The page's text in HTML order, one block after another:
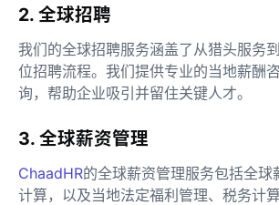
2. 全球招聘
我们的全球招聘服务涵盖了从猎头服务
位招聘流程。我们提供专业的当地薪酬
询，帮助企业吸引并留住关键人才。
3. 全球薪资管理
ChaadHR的全球薪资管理服务包括全球
计算，以及当地法定福利管理、税务计